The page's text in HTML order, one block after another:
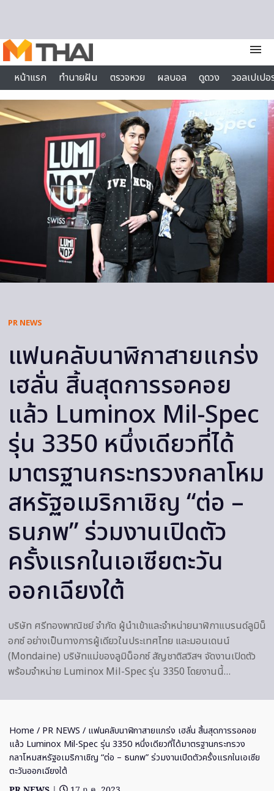
menu
หน้าแรก
ทำนายฝัน ตรวจหวย ผลบอล ดูดวง
วอลเปเป
ไลฟ์สไตล์
PR NEWS
แฟนคลับนาฬิกาสายแกร่ง
เฮลั่น สิ้นสุดการรอคอย
แล้ว Luminox Mil-Spec
รุ่น 3350 หนึ่งเดียวที่ได้
มาตรฐานกระทรวงกลาโหม
สหรัฐอเมริกาเชิญ “ต่อ –
ธนภพ” ร่วมงานเปิดตัว
ครั้งแรกในเอเซียตะวัน
ออกเฉียงใต้
บริษัท ศรีทองพาณิชย์ จำกัด ผู้นำเข้าและจำหน่ายนาฬิกาแบรนด์ลูมิน็
อกซ์ อย่างเป็นทางการผู้เดียวในประเทศไทย และมอนเดนน์
(Mondaine) บริษัทแม่ของลูมิน็อกซ์ สัญชาติสวิสฯ จัดงานเปิดตัว
พร้อมจำหน่าย Luminox Mil-Spec รุ่น 3350 โดยงานนี้…
Home / PR NEWS / แฟนคลับนาฬิกาสายแกร่ง เฮลั่น สิ้นสุดการรอคอย
แล้ว Luminox Mil-Spec รุ่น 3350 หนึ่งเดียวที่ได้มาตรฐานกระทรวง
กลาโหมสหรัฐอเมริกาเชิญ “ต่อ – ธนภพ” ร่วมงานเปิดตัวครั้งแรกในเอเซีย
ตะวันออกเฉียงใต้